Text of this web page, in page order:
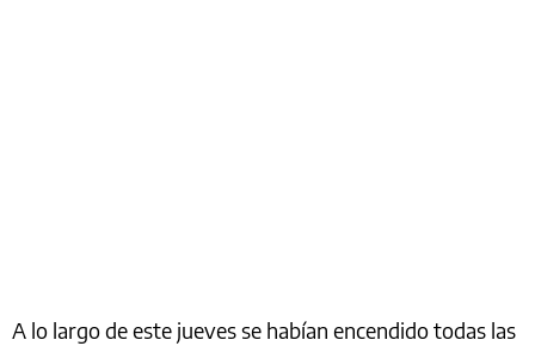
A lo largo de este jueves se habían encendido todas las